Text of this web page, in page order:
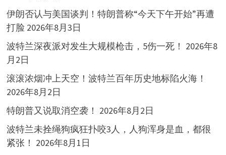
伊朗否认与美国谈判！特朗普称“今天下午开始”再遭
打脸 2026年8月3日
波特兰深夜派对发生大规模枪击，5伤一死！ 2026年8
月2日
滚滚浓烟冲上天空！波特兰百年历史地标陷火海！
2026年8月2日
特朗普又说取消空袭！ 2026年8月2日
波特兰未拴绳狗疯狂扑咬3人，人狗浑身是血，都很
紧张！ 2026年8月1日